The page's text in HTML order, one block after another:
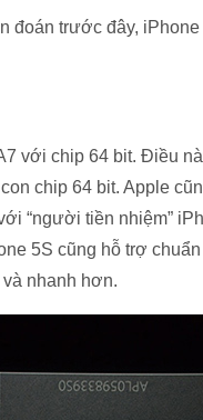
đoán trước đây,
với chip 64 bit. Điều
chip 64 bit. Apple
“người tiền nhiệm”
5S cũng hỗ trợ
nhanh hơn.